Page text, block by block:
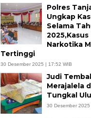
Polres
Ungkap
Selama
2025,Kasus
Narkotika
Tertinggi
30 Desember 2025 | 17:52 WIB
Judi
Merajalela
Tungkal Ulu
30 Desember